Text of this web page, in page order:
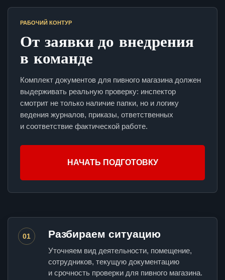
РАБОЧИЙ КОНТУР
От заявки до внедрения
в команде
Комплект документов для пивного магазина должен
выдерживать реальную проверку: инспектор
смотрит не только наличие папки, но и логику
ведения журналов, приказы, ответственных
и соответствие фактической работе.
НАЧАТЬ ПОДГОТОВКУ
01 Разбираем ситуацию
Уточняем вид деятельности, помещение,
сотрудников, текущую документацию
и срочность проверки для пивного магазина.